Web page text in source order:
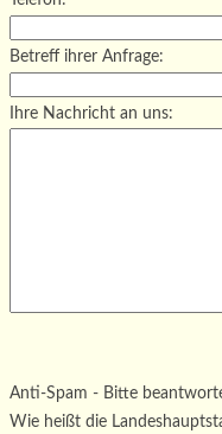
Betreff ihrer Anfrage:
Ihre Nachricht an uns:
Bitte lasse dieses Feld leer.
Anti-Spam - Bitte
Wie heißt die